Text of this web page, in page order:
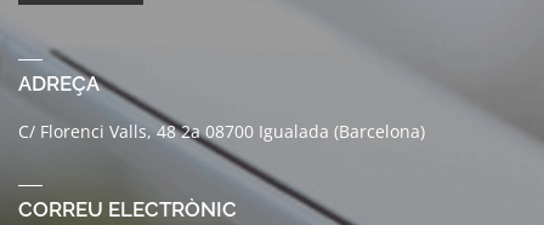
ADREÇA
C/ Florenci Valls, 48 2a 08700 Igualada (Barcelona)
CORREU ELECTRÒNIC